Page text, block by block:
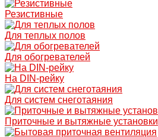
Резистивные
Для теплых полов
Для обогревателей
На DIN-рейку
Для систем снеготаяния
Приточные и вытяжные установки